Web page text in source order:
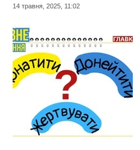
14 травня, 2025, 11:02